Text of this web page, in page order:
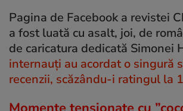
Pagina de Facebook a revistei
a fost luată cu asalt, joi, de
de caricatura dedicată Simonei
internauți au acordat o singură
recenzii, scăzându-i ratingul la